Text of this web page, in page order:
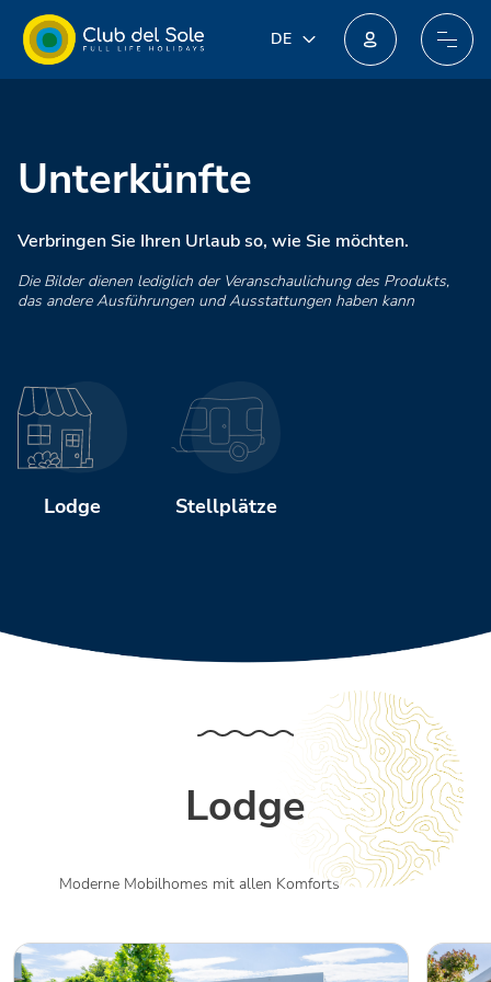
DE
Unterkünfte
Verbringen Sie Ihren Urlaub so, wie Sie möchten.
Die Bilder dienen lediglich der Veranschaulichung des Produkts,
das andere Ausführungen und Ausstattungen haben kann
Lodge Stellplätze
Lodge
Moderne Mobilhomes mit allen Komforts